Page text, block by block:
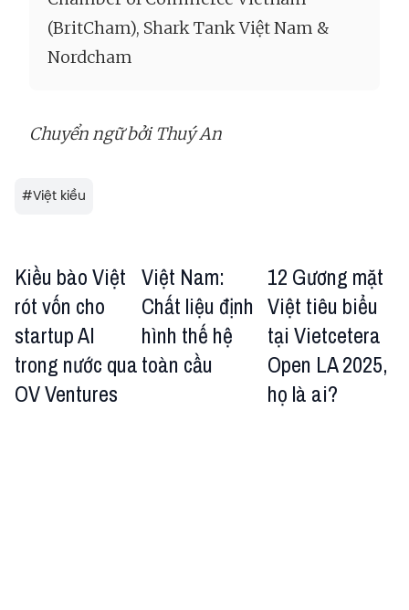
(BritCham), Shark Tank Việt Nam &
Nordcham
Chuyển ngữ bởi Thuý An
#Việt kiều
Kiều bào Việt
rót vốn cho
startup AI
trong nước qua
OV Ventures
Việt Nam:
Chất liệu định
hình thế hệ
toàn cầu
12 Gương mặt
Việt tiêu biểu
tại Vietcetera
Open LA 2025,
họ là ai?